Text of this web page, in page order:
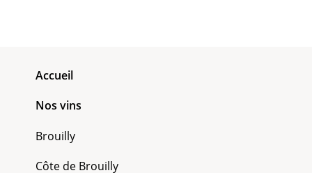
Accueil
Nos vins
Brouilly
Côte de Brouilly